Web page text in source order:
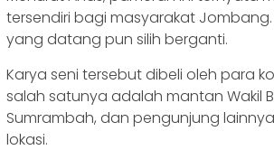
tersendiri bagi masyarakat
yang datang pun silih berganti.
Karya seni tersebut dibeli oleh para
salah satunya adalah mantan Wakil
Sumrambah, dan pengunjung
lokasi.